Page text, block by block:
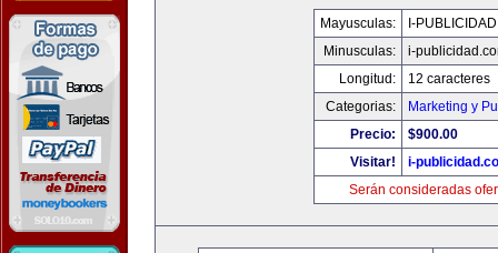
Mayusculas:
I-
Minusculas:
i-
Longitud:
12 caracteres
Categorias:
Marketing y
Precio:
$900.00
Visitar!
i-
Serán consideradas